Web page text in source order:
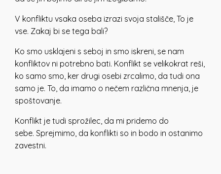
V konfliktu vsaka oseba izrazi svoja stališče, To je
vse. Zakaj bi se tega bali?
Ko smo usklajeni s seboj in smo iskreni, se nam
konfliktov ni potrebno bati. Konflikt se velikokrat reši,
ko samo smo, ker drugi osebi zrcalimo, da tudi ona
samo je. To, da imamo o nečem različna mnenja, je
spoštovanje.
Konflikt je tudi sprožilec, da mi pridemo do
sebe. Sprejmimo, da konflikti so in bodo in ostanimo
zavestni.